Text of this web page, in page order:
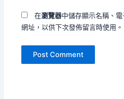
在瀏覽器中儲存顯示名稱、
網址，以供下次發佈留言時使用。